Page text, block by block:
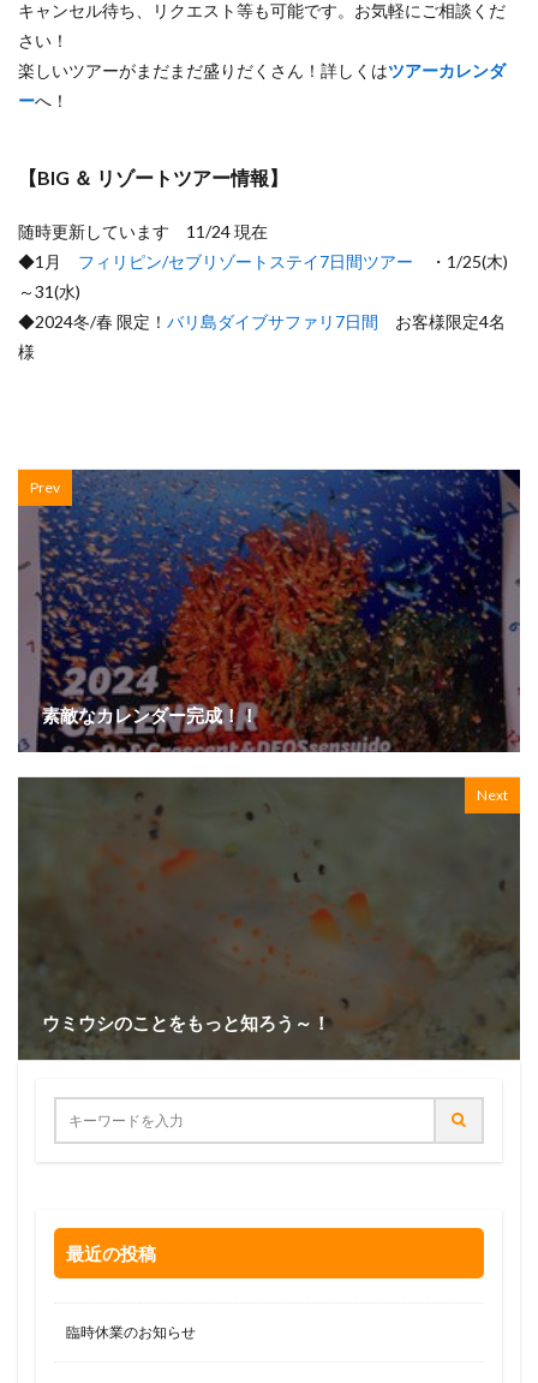
キャンセル待ち、リクエスト等も可能です。お気軽にご相談くだ
さい！
楽しいツアーがまだまだ盛りだくさん！詳しくはツアーカレンダ
ーへ！
【BIG ＆ リゾートツアー情報】
随時更新しています 11/24 現在
◆1月 フィリピン/セブリゾートステイ7日間ツアー ・1/25(木)
～31(水)
◆2024冬/春 限定！ バリ島ダイブサファリ7日間 お客様限定4名
様
Prev
素敵なカレンダー完成！！
Next
ウミウシのことをもっと知ろう～！
最近の投稿
臨時休業のお知らせ